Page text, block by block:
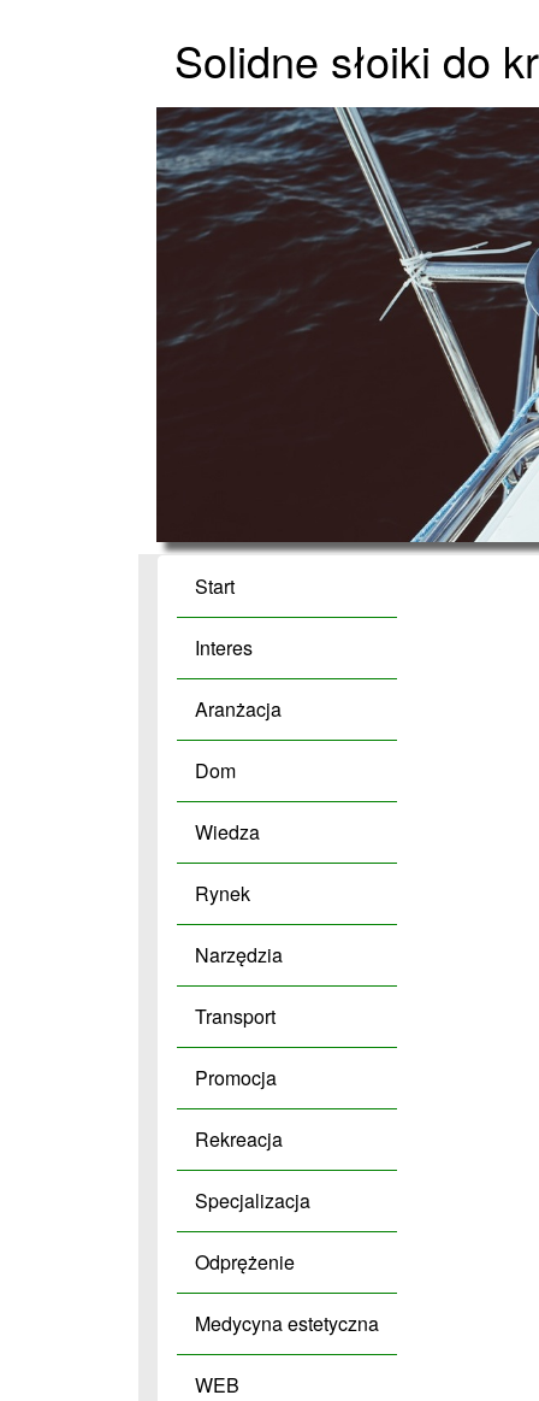
Solidne słoiki do
Start
Interes
Aranżacja
Dom
Wiedza
Rynek
Narzędzia
Transport
Promocja
Rekreacja
Specjalizacja
Odprężenie
Medycyna estetyczna
WEB